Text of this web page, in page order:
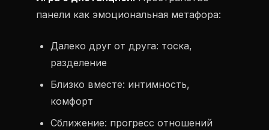
панели как эмоциональная метафора:
Далеко друг от друга: тоска,
разделение
Близко вместе: интимность,
комфорт
Сближение: прогресс отношений